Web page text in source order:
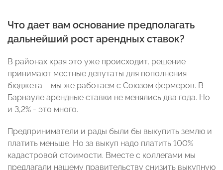
Что дает вам основание предполагать
дальнейший рост арендных ставок?
В районах края это уже происходит, решение
принимают местные депутаты для пополнения
бюджета – мы же работаем с Союзом фермеров. В
Барнауле арендные ставки не менялись два года. Но
и 3,2% - это много.
Предприниматели и рады были бы выкупить землю и
платить меньше. Но за выкуп надо платить 100%
кадастровой стоимости. Вместе с коллегами мы
предлагали нашему правительству снизить выкупную